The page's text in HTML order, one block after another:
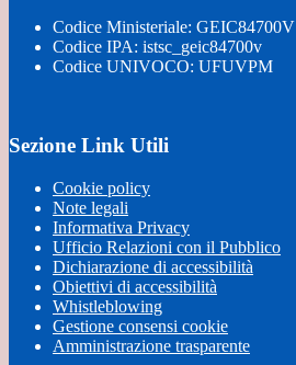
Codice Ministeriale: GEIC84700V
Codice IPA: istsc_geic84700v
Codice UNIVOCO: UFUVPM
Sezione Link Utili
Cookie policy
Note legali
Informativa Privacy
Ufficio Relazioni con il Pubblico
Dichiarazione di accessibilità
Obiettivi di accessibilità
Whistleblowing
Gestione consensi cookie
Amministrazione trasparente